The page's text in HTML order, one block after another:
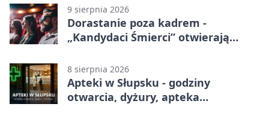
9 sierpnia 2026
Dorastanie poza kadrem -
„Kandydaci Śmierci” otwierają
8 sierpnia 2026
Apteki w Słupsku - godziny
otwarcia, dyżury, apteka